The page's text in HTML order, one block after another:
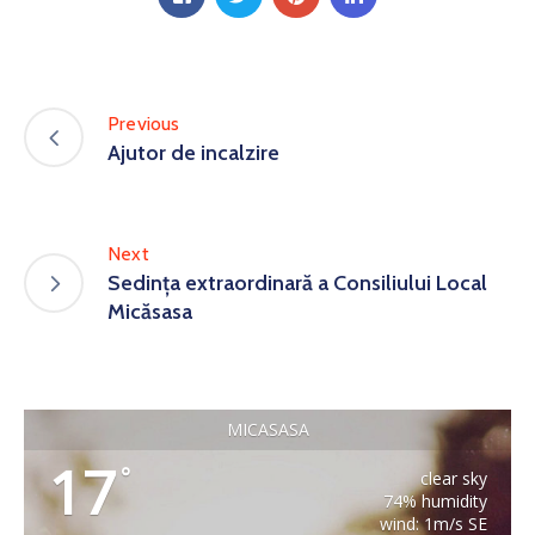
Previous
Ajutor de incalzire
Next
Sedința extraordinară a Consiliului Local
Micăsasa
MICASASA
17°
clear sky
74% humidity
wind: 1m/s SE